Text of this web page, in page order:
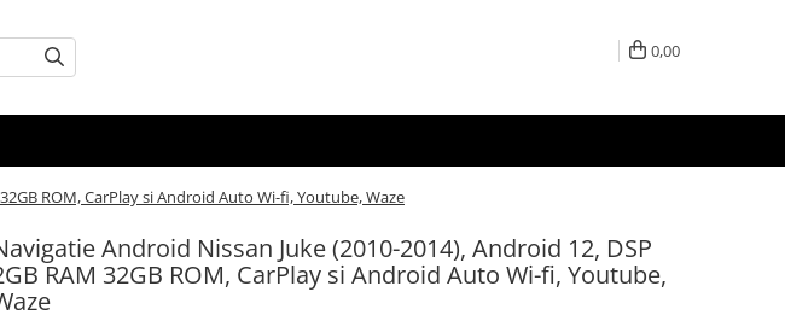
0,00
ROM, CarPlay si Android Auto Wi-fi, Youtube, Waze
Android Nissan Juke (2010-2014), Android 12, DSP
RAM 32GB ROM, CarPlay si Android Auto Wi-fi, Youtube,